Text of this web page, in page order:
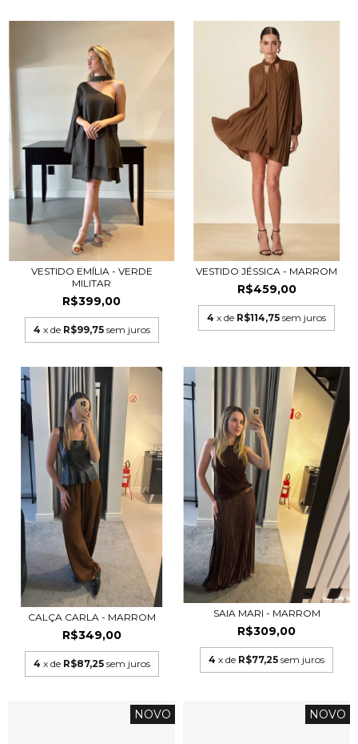
VESTIDO EMÍLIA - VERDE
MILITAR
R$399,00
4 x de R$99,75 sem juros
VESTIDO JÉSSICA - MARROM
R$459,00
4 x de R$114,75 sem juros
CALÇA CARLA - MARROM
R$349,00
4 x de R$87,25 sem juros
SAIA MARI - MARROM
R$309,00
4 x de R$77,25 sem juros
NOVO NOVO